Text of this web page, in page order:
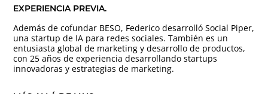
EXPERIENCIA PREVIA.
Además de cofundar BESO, Federico desarrolló Social Piper,
una startup de IA para redes sociales. También es un
entusiasta global de marketing y desarrollo de productos,
con 25 años de experiencia desarrollando startups
innovadoras y estrategias de marketing.